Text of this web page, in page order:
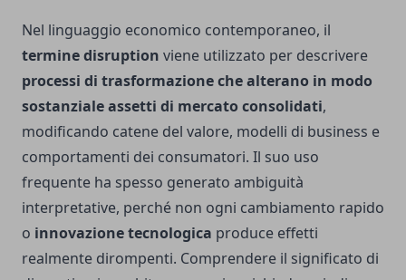
Nel linguaggio economico contemporaneo, il
termine disruption viene utilizzato per descrivere
processi di trasformazione che alterano in modo
sostanziale assetti di mercato consolidati,
modificando catene del valore, modelli di business e
comportamenti dei consumatori. Il suo uso
frequente ha spesso generato ambiguità
interpretative, perché non ogni cambiamento rapido
o innovazione tecnologica produce effetti
realmente dirompenti. Comprendere il significato di